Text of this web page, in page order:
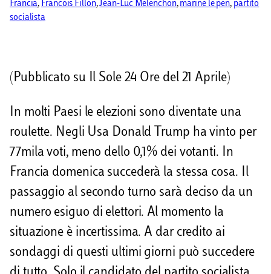
n
d
i
Francia, Francois Fillon, Jean-Luc Melenchon, marine le pen, partito
socialista
(Pubblicato su Il Sole 24 Ore del 21 Aprile)
In molti Paesi le elezioni sono diventate una
roulette. Negli Usa Donald Trump ha vinto per
77mila voti, meno dello 0,1% dei votanti. In
Francia domenica succederà la stessa cosa. Il
passaggio al secondo turno sarà deciso da un
numero esiguo di elettori. Al momento la
situazione è incertissima. A dar credito ai
sondaggi di questi ultimi giorni può succedere